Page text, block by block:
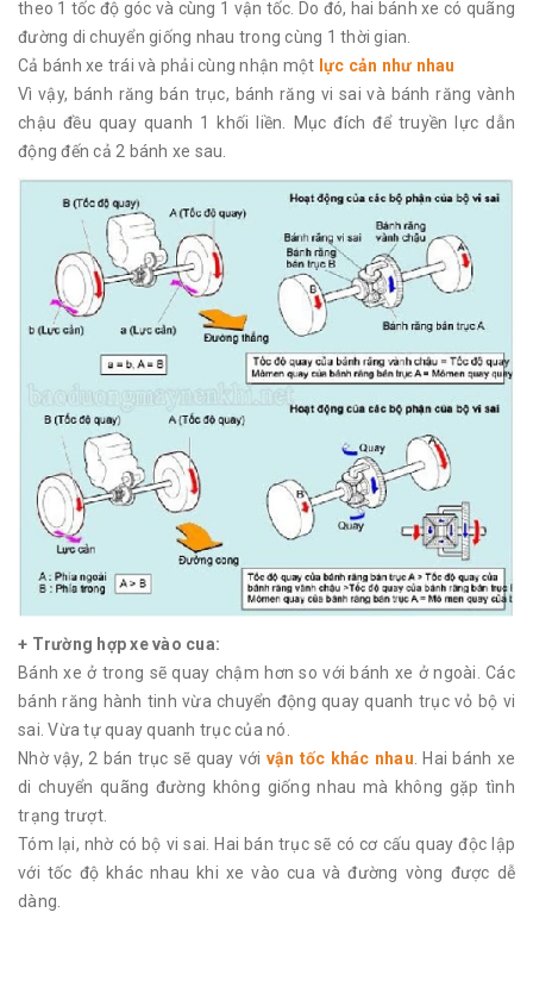
theo 1 tốc độ góc và cùng 1 vận tốc. Do đó, hai bánh xe có quãng
đường di chuyển giống nhau trong cùng 1 thời gian.
Cả bánh xe trái và phải cùng nhận một lực cản như nhau
Vì vậy, bánh răng bán trục, bánh răng vi sai và bánh răng vành
chậu đều quay quanh 1 khối liền. Mục đích để truyền lực dẫn
động đến cả 2 bánh xe sau.
+ Trường hợp xe vào cua:
Bánh xe ở trong sẽ quay chậm hơn so với bánh xe ở ngoài. Các
bánh răng hành tinh vừa chuyển động quay quanh trục vỏ bộ vi
sai. Vừa tự quay quanh trục của nó.
Nhờ vậy, 2 bán trục sẽ quay với vận tốc khác nhau. Hai bánh xe
di chuyển quãng đường không giống nhau mà không gặp tình
trạng trượt.
Tóm lại, nhờ có bộ vi sai. Hai bán trục sẽ có cơ cấu quay độc lập
với tốc độ khác nhau khi xe vào cua và đường vòng được dễ
dàng.